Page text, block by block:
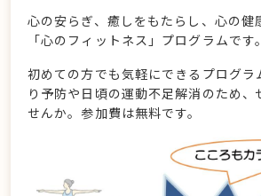
心の安らぎ、癒しをもたらし、心の健
「心のフィットネス」プログラムです。
初めての方でも気軽にできるプログラ
り予防や日頃の運動不足解消のため、
せんか。参加費は無料です。